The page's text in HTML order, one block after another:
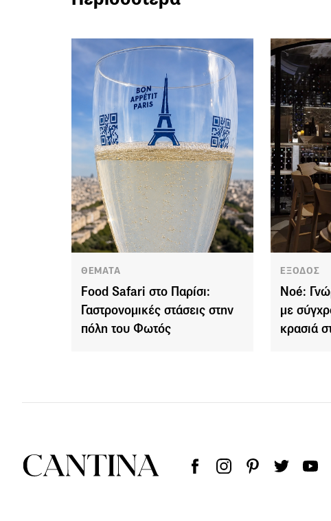
ΘΕΜΑΤΑ
Food Safari στο Παρίσι:
Γαστρονομικές στάσεις στην
πόλη του Φωτός
ΕΞΟΔΟΣ
Noé:
με
κρασιά